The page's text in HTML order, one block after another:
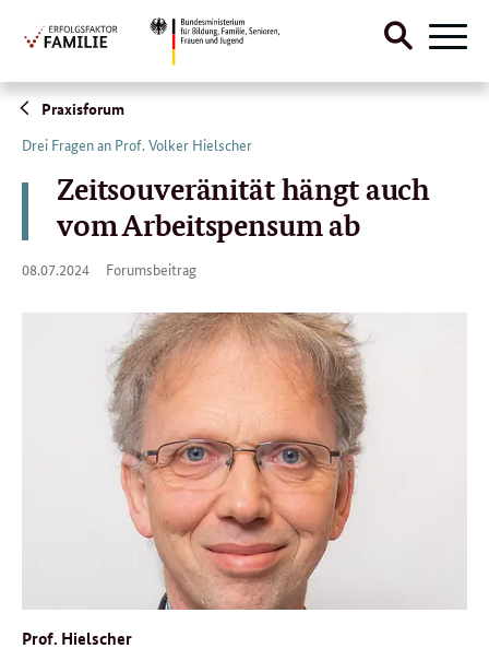
Direktlink:
Suche
Praxisforum
Drei Fragen an Prof. Volker Hielscher
Zeitsouveränität hängt auch
vom Arbeitspensum ab
08.07.2024 08.Forumsbeitrag
Prof. Hielscher